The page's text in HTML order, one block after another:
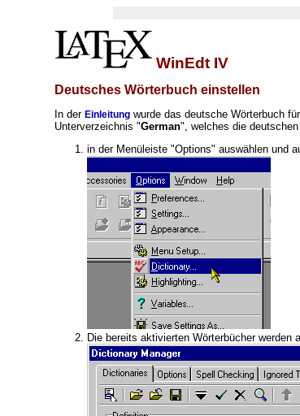
WinEdt IV
Deutsches Wörterbuch einstellen
In derEinleitung wurde das deutsche Wörterbuch
Unterverzeichnis "German", welches die
in der Menüleiste "Options" auswählen und
Die bereits aktivierten Wörterbücher